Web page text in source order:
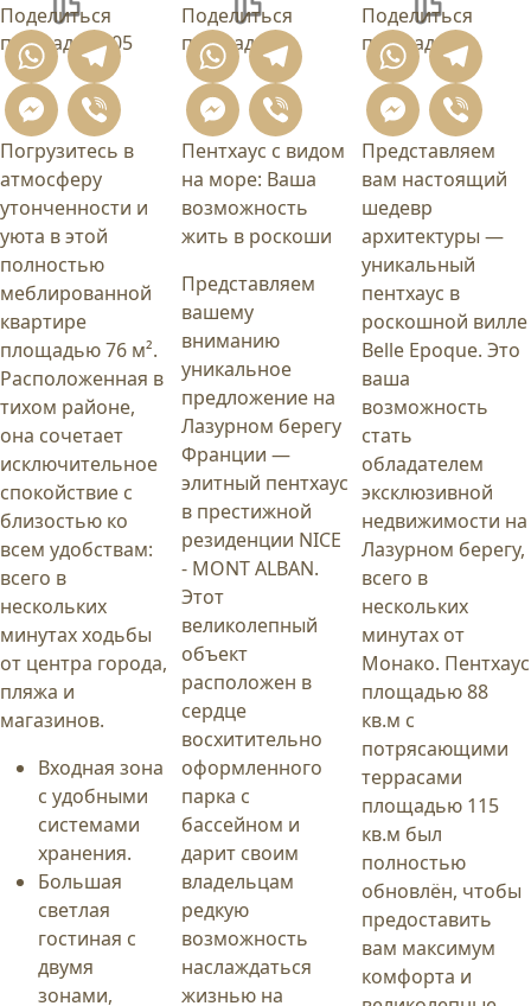
площадь 76.05
Поделиться
WhatsApp
Telegram
Messenger
Viber
Погрузитесь в
атмосферу
утонченности и
уюта в этой
полностью
меблированной
квартире
площадью 76 м².
Расположенная в
тихом районе,
она сочетает
исключительное
спокойствие с
близостью ко
всем удобствам:
всего в
нескольких
минутах ходьбы
от центра города,
пляжа и
магазинов.
Входная зона
с удобными
системами
хранения.
Большая
светлая
гостиная с
двумя
зонами,
площадь 82
Поделиться
WhatsApp
Telegram
Messenger
Viber
Пентхаус с видом
на море: Ваша
возможность
жить в роскоши
Представляем
вашему
вниманию
уникальное
предложение на
Лазурном берегу
Франции —
элитный пентхаус
в престижной
резиденции NICE
- MONT ALBAN.
Этот
великолепный
объект
расположен в
сердце
восхитительно
оформленного
парка с
бассейном и
дарит своим
владельцам
редкую
возможность
наслаждаться
жизнью на
площадь 92
Поделиться
Представляем
вам настоящий
шедевр
архитектуры —
уникальный
пентхаус в
роскошной вилле
Belle Epoque. Это
ваша
возможность
стать
обладателем
эксклюзивной
недвижимости на
Лазурном берегу,
всего в
нескольких
минутах от
Монако. Пентхаус
площадью 88
кв.м с
потрясающими
террасами
площадью 115
кв.м был
полностью
обновлён, чтобы
предоставить
вам максимум
комфорта и